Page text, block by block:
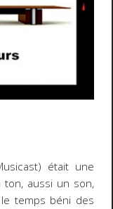
était une
ton, aussi un son,
temps béni des